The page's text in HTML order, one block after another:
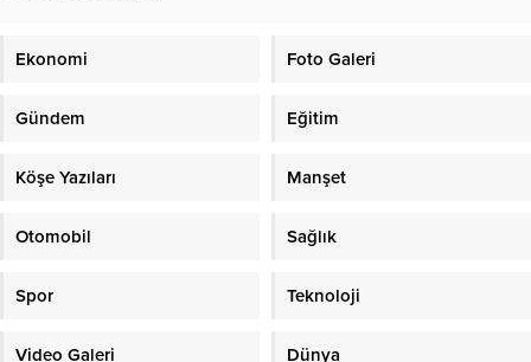
Ekonomi Foto Galeri
Gündem Eğitim
Köşe Yazıları Manşet
Otomobil Sağlık
Spor Teknoloji
Video Galeri Dünya